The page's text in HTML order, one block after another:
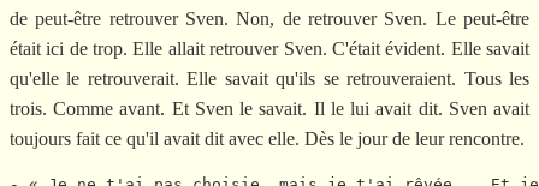
de peut-être retrouver Sven. Non, de retrouver Sven. Le peut-être
était ici de trop. Elle allait retrouver Sven. C'était évident. Elle savait
qu'elle le retrouverait. Elle savait qu'ils se retrouveraient. Tous les
trois. Comme avant. Et Sven le savait. Il le lui avait dit. Sven avait
toujours fait ce qu'il avait dit avec elle. Dès le jour de leur rencontre.